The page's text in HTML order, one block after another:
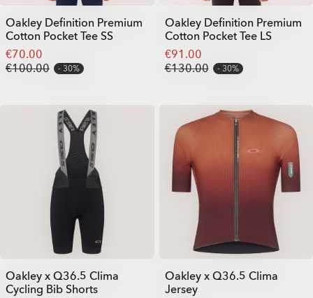
Oakley Definition Premium
Cotton Pocket Tee SS
€70.00
€100.00
30%
Oakley Definition Premium
Cotton Pocket Tee LS
€91.00
€130.00
30%
Oakley x Q36.5 Clima
Cycling Bib Shorts
Oakley x Q36.5 Clima
Jersey